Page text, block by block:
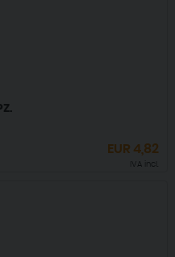
EUR 4,82
IVA incl.